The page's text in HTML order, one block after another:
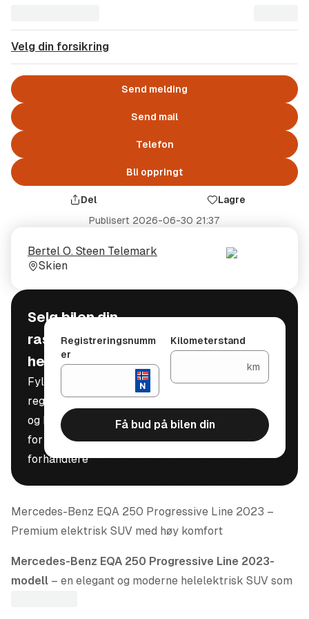
Velg din forsikring
Send melding
Send mail
Telefon
Bli oppringt
Del
Lagre
Publisert 2026-06-30 21:37
Selger
Bertel O. Steen Telemark
Selgerens
plass
Skien
Selg bilen din
raskt, trygt og
helt gratis
Fyll inn
registreringsnummer
og kilometerstand
for å motta bud fra
forhandlere
Registreringsnumm
er
Kilometerstand
km
Få bud på bilen din
Mercedes-Benz EQA 250 Progressive Line 2023 –
Premium elektrisk SUV med høy komfort
Mercedes-Benz EQA 250 Progressive Line 2023-
modell – en elegant og moderne helelektrisk SUV som